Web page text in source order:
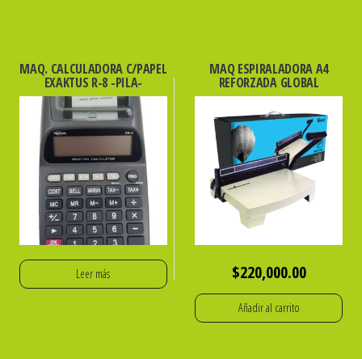
MAQ. CALCULADORA C/PAPEL
EXAKTUS R-8 -PILA-
Leer más
MAQ ESPIRALADORA A4
REFORZADA GLOBAL
$220,000.00
Añadir al carrito